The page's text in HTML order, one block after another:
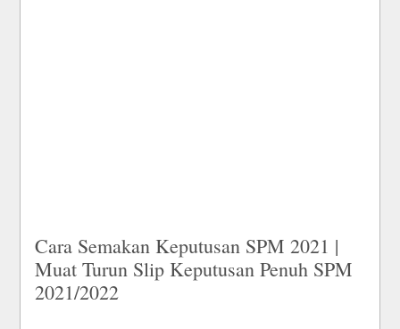
Cara Semakan Keputusan SPM 2021 |
Muat Turun Slip Keputusan Penuh SPM
2021/2022